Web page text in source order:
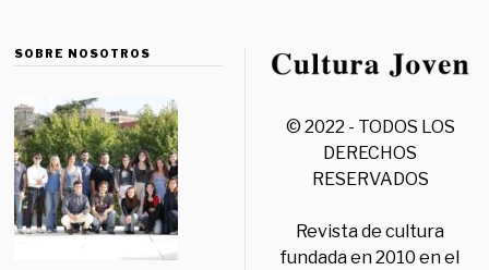
SOBRE NOSOTROS
© 2022 - TODOS LOS
DERECHOS
RESERVADOS
Revista de cultura
fundada en 2010 en el